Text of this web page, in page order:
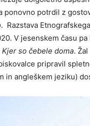
ponovno potrdil z
. Razstava
V jesenskem času
Kjer so čebele doma.
pripravil
in angleškem jeziku)